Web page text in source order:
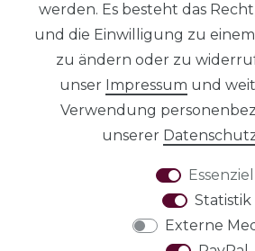
werden. Es besteht das
und die Einwilligung zu
zu ändern oder zu
unser Impressum und
Verwendung
unserer
Essenziell
Statistik
Externe
AGB